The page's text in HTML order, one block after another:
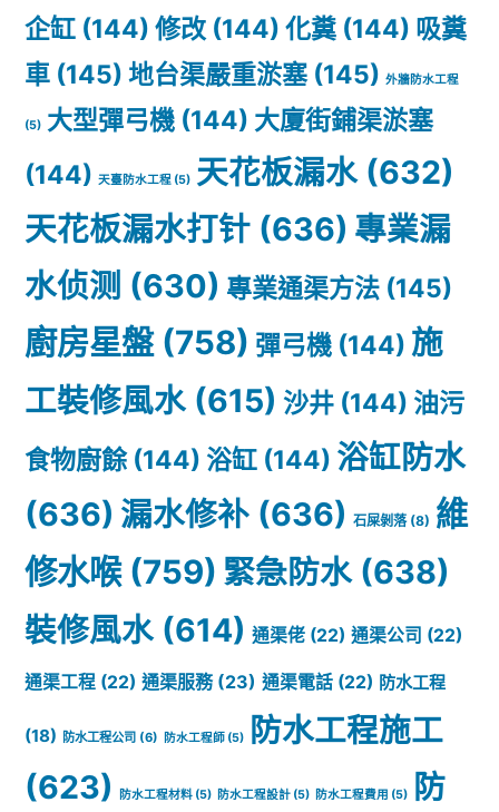
法？
（9
月
更
新）
企缸 (144) 修改 (144) 化糞 (144) 吸糞
車 (145) 地台渠嚴重淤塞(145) 外牆防水工程
(5) 大型彈弓機 (144) 大廈街鋪渠淤塞
(144) 天臺防水工程 (5) 天花板漏水(632)
天花板漏水打针 (636) 專業漏
水侦测 (630) 專業通渠方法 (145)
廚房星盤(758) 彈弓機 (144) 施
工裝修風水(615) 沙井 (144) 油污
食物廚餘(144) 浴缸 (144) 浴缸防水
(636) 漏水修补 (636) 石屎剝落(8) 維
修水喉(759) 緊急防水(638)
裝修風水(614) 通渠佬 (22) 通渠公司 (22)
通渠工程 (22) 通渠服務(23) 通渠電話 (22) 防水工程
(18) 防水工程公司 (6) 防水工程師 (5)
防水工程施工
(623)
防水工程材料 (5) 防水工程設計 (5) 防水工程費用 (5) 防